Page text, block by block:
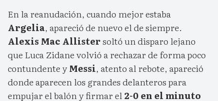
En la reanudación, cuando mejor estaba
Argelia, apareció de nuevo el de siempre.
Alexis Mac Allistersoltó un disparo lejano
que Luca Zidane volvió a rechazar de forma poco
contundente yMessi, atento al rebote, apareció
donde aparecen los grandes delanteros para
empujar el balón y firmar el2-0 en el minuto